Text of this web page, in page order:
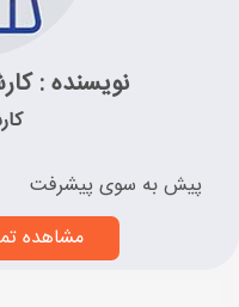
نویسنده :
پیش به سوی پیشرفت
مشاهده